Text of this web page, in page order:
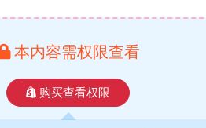
本内容需权限查看
购买查看权限